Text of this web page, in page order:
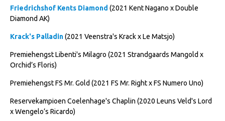
Bestuur Regio West
Word vrijiwilliger
KALENDER
Evenementen
ACCOUNT AANMAKEN
Friedrichshof Kents Diamond (2021 Kent Nagano x Double
Diamond AK)
Krack's Palladin(2021 Veenstra's Krack x Le Matsjo)
Premiehengst Libenti's Milagro (2021 Strandgaards Mangold x
Orchid’s Floris)
Premiehengst FS Mr. Gold (2021 FS Mr. Right x FS Numero Uno)
Reservekampioen Coelenhage's Chaplin (2020 Leuns Veld's Lord
x Wengelo’s Ricardo)